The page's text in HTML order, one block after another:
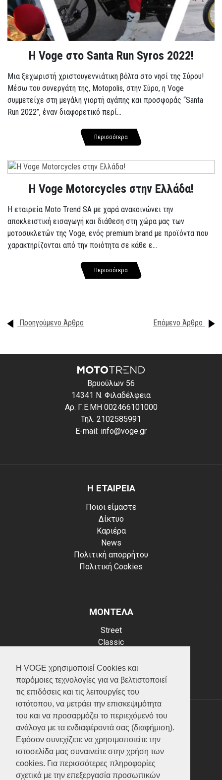
Η VOGE χρησιμοποιεί Cookies και
παρόμοιες τεχνολογίες για να βελτιστοποιεί
τις επιδόσεις και τις λειτουργίες του
ιστότοπου, να μετράει την επισκεψιμότητα
του και να προσαρμόζει το περιεχόμενό του
ανάλογα με τα ενδιαφέροντά σας (διαφήμιση).
Εφόσον συνεχίζετε να χρησιμοποιείτε την
ιστοσελίδα μας συναινείτε στην χρήση των
cookies. Για περισσότερες πληροφορίες
σχετικά με την επεξεργασία προσωπικών
Η Voge στο Santa Run Syros 2022!
Μια ξεχωριστή χριστουγεννιάτικη βόλτα στο νησί της Σύρου!
Μέσω του συνεργάτη της, Motopolis, στην Σύρο, η Voge
συμμετείχε στη μεγάλη γιορτή αγάπης και προσφοράς “Santa
Run 2022”, έναν διαφορετικό περί...
Περισσότερα
H Voge Motorcycles στην Ελλάδα!
Η εταιρεία Moto Trend SA με χαρά ανακοινώνει την
αποκλειστική εισαγωγή και διάθεση στη χώρα μας των
μοτοσυκλετών της Voge, ενός premium brand με προϊόντα που
χαρακτηρίζονται από την ποιότητα σε κάθε ε...
Περισσότερα
Προηγούμενο Άρθρο Επόμενο Άρθρο
Βρυούλων 56
14341 Ν. Φιλαδέλφεια
Αρ. Γ.Ε.ΜΗ 002466101000
Τηλ. 2102585991
E-mail: info@voge.gr
Η ΕΤΑΙΡΕΙΑ
Ποιοι είμαστε
Δίκτυο
Καριέρα
News
Πολιτική απορρήτου
Πολιτική Cookies
ΜΟΝΤΕΛΑ
Street
Classic
Scooter
ATV (Loncin)
ΥΠΗΡΕΣΙΕΣ
Test ride
Επικοινωνία
Service
Κατάλογος